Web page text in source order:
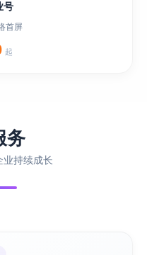
号
首屏
起
务
业持续成长